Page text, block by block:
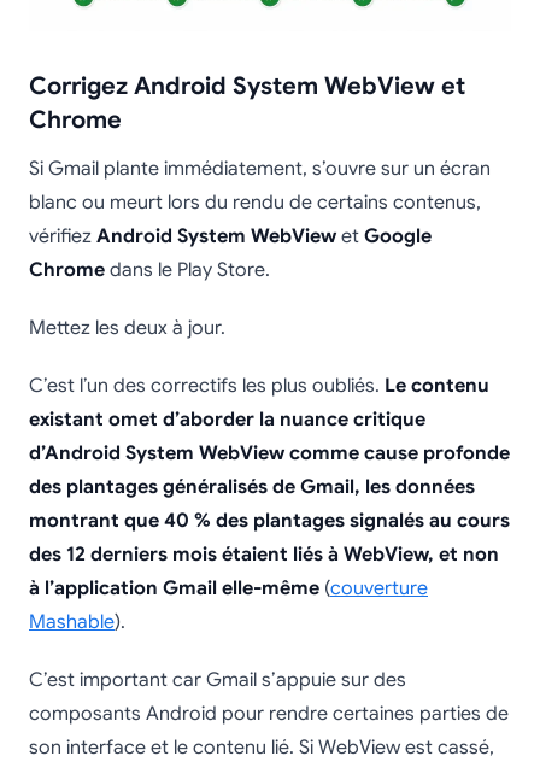
Corrigez Android System WebView et
Chrome
Si Gmail plante immédiatement, s’ouvre sur un écran
blanc ou meurt lors du rendu de certains contenus,
vérifiez Android System WebView et Google
Chrome dans le Play Store.
Mettez les deux à jour.
C’est l’un des correctifs les plus oubliés. Le contenu
existant omet d’aborder la nuance critique
d’Android System WebView comme cause profonde
des plantages généralisés de Gmail, les données
montrant que 40 % des plantages signalés au cours
des 12 derniers mois étaient liés à WebView, et non
à l’application Gmail elle-même (couverture
Mashable).
C’est important car Gmail s’appuie sur des
composants Android pour rendre certaines parties de
son interface et le contenu lié. Si WebView est cassé,